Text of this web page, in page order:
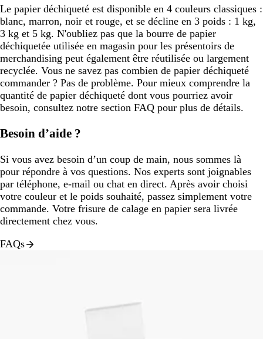
Le papier déchiqueté est disponible en 4 couleurs classiques :
blanc, marron, noir et rouge, et se décline en 3 poids : 1 kg,
3 kg et 5 kg. N'oubliez pas que la bourre de papier
déchiquetée utilisée en magasin pour les présentoirs de
merchandising peut également être réutilisée ou largement
recyclée. Vous ne savez pas combien de papier déchiqueté
commander ? Pas de problème. Pour mieux comprendre la
quantité de papier déchiqueté dont vous pourriez avoir
besoin, consultez notre section FAQ pour plus de détails.
Besoin d’aide ?
Si vous avez besoin d’un coup de main, nous sommes là
pour répondre à vos questions. Nos experts sont joignables
par téléphone, e-mail ou chat en direct. Après avoir choisi
votre couleur et le poids souhaité, passez simplement votre
commande. Votre frisure de calage en papier sera livrée
directement chez vous.
FAQs